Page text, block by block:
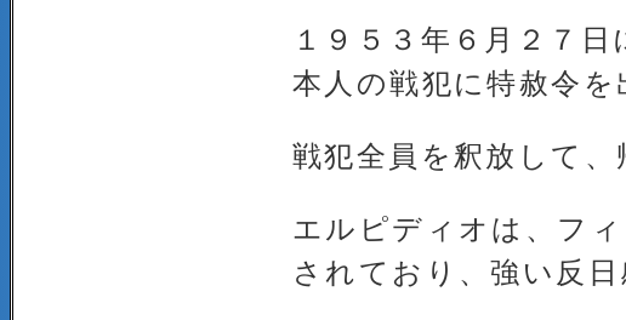
１９５３年６月２７
本人の戦犯に特赦令を
戦犯全員を釈放して、
エルピディオは、フ
されており、強い反